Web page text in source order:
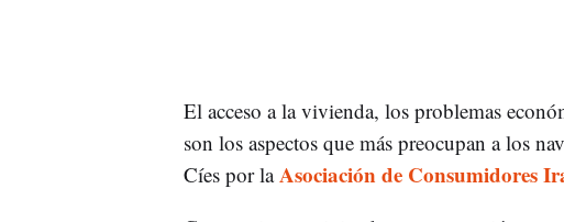
El acceso a la vivienda, los problemas
son los aspectos que más preocupan a los
Cíes por laAsociación de Consumidores